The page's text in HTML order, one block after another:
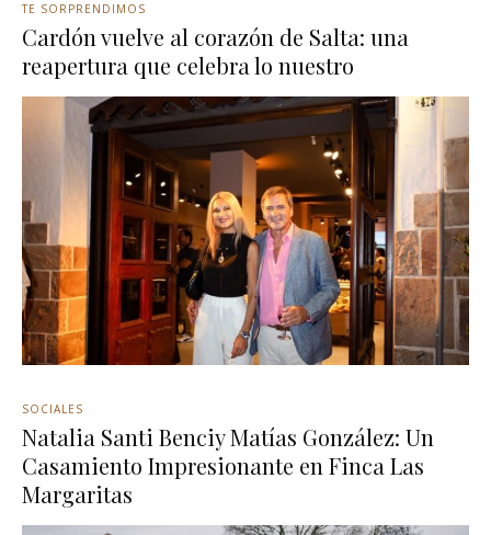
TE SORPRENDIMOS
Cardón vuelve al corazón de Salta: una
reapertura que celebra lo nuestro
SOCIALES
Natalia Santi Benciy Matías González: Un
Casamiento Impresionante en Finca Las
Margaritas